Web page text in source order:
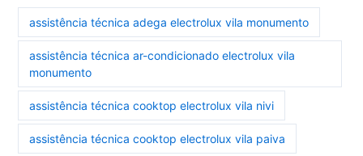
assistência técnica adega electrolux vila monumento
assistência técnica ar-condicionado electrolux vila
monumento
assistência técnica cooktop electrolux vila nivi
assistência técnica cooktop electrolux vila paiva